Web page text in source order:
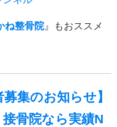
ね整骨院』もおススメ
集のお知らせ】
骨院なら実績N